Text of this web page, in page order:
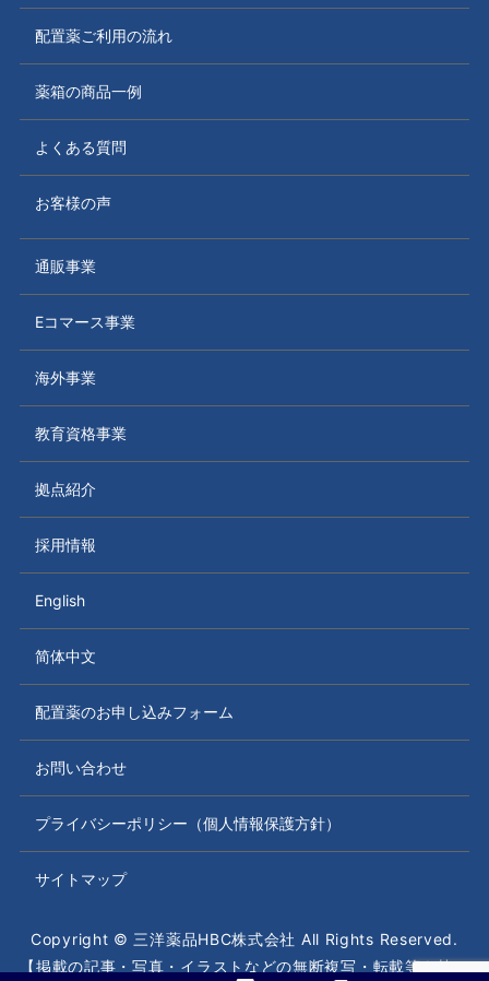
配置薬ご利用の流れ
薬箱の商品一例
よくある質問
お客様の声
通販事業
Eコマース事業
海外事業
教育資格事業
拠点紹介
採用情報
English
简体中文
配置薬のお申し込みフォーム
お問い合わせ
プライバシーポリシー（個人情報保護方針）
サイトマップ
Copyright © 三洋薬品HBC株式会社 All Rights Reserved.
【掲載の記事・写真・イラストなどの無断複写・転載等を禁じ